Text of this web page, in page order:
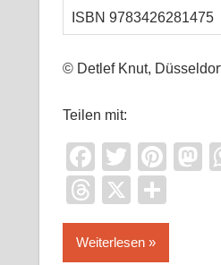
ISBN9783426281475
© Detlef Knut,
Teilen mit:
Facebook
Twitter
Threads
X
Weiterlesen